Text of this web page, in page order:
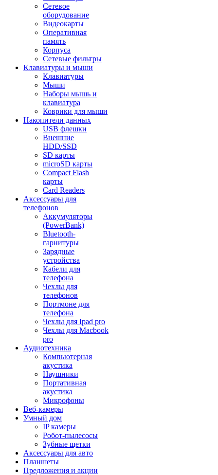
Сетевое
оборудование
Видеокарты
Оперативная
память
Корпуса
Сетевые фильтры
Клавиатуры и мыши
Клавиатуры
Мыши
Наборы мышь и
клавиатура
Коврики для мыши
Накопители данных
USB флешки
Внешние
HDD/SSD
SD карты
microSD карты
Compact Flash
карты
Card Readers
Аксессуары для
телефонов
Аккумуляторы
(PowerBank)
Bluetooth-
гарнитуры
Зарядные
устройства
Кабели для
телефона
Чехлы для
телефонов
Портмоне для
телефона
Чехлы для Ipad pro
Чехлы для Macbook
pro
Аудиотехника
Компьютерная
акустика
Наушники
Портативная
акустика
Микрофоны
Веб-камеры
Умный дом
IP камеры
Робот-пылесосы
Зубные щетки
Аксессуары для авто
Планшеты
Предложения и акции